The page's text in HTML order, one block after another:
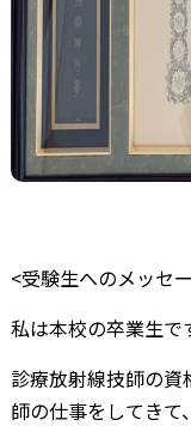
<受験生へのメッセ
私は本校の卒業生で
診療放射線技師の
師の仕事をしてきて